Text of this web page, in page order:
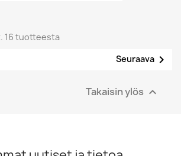
16 tuotteesta
Seuraava 
Takaisin ylös 